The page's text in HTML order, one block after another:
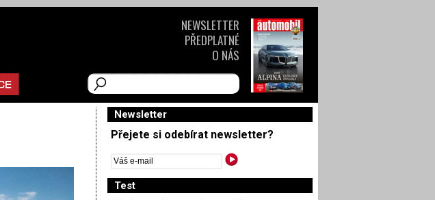
Newsletter
Přejete si odebírat newsletter?
Test
NEWSLETTER
PŘEDPLATNÉ
O NÁS